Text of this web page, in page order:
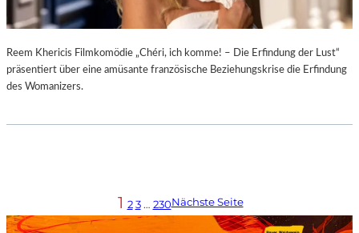
Reem Khericis Filmkomödie „Chéri, ich komme! – Die Erfindung der Lust“
präsentiert über eine amüsante französische Beziehungskrise die Erfindung
des Womanizers.
1 2 3 … 230Nächste Seite